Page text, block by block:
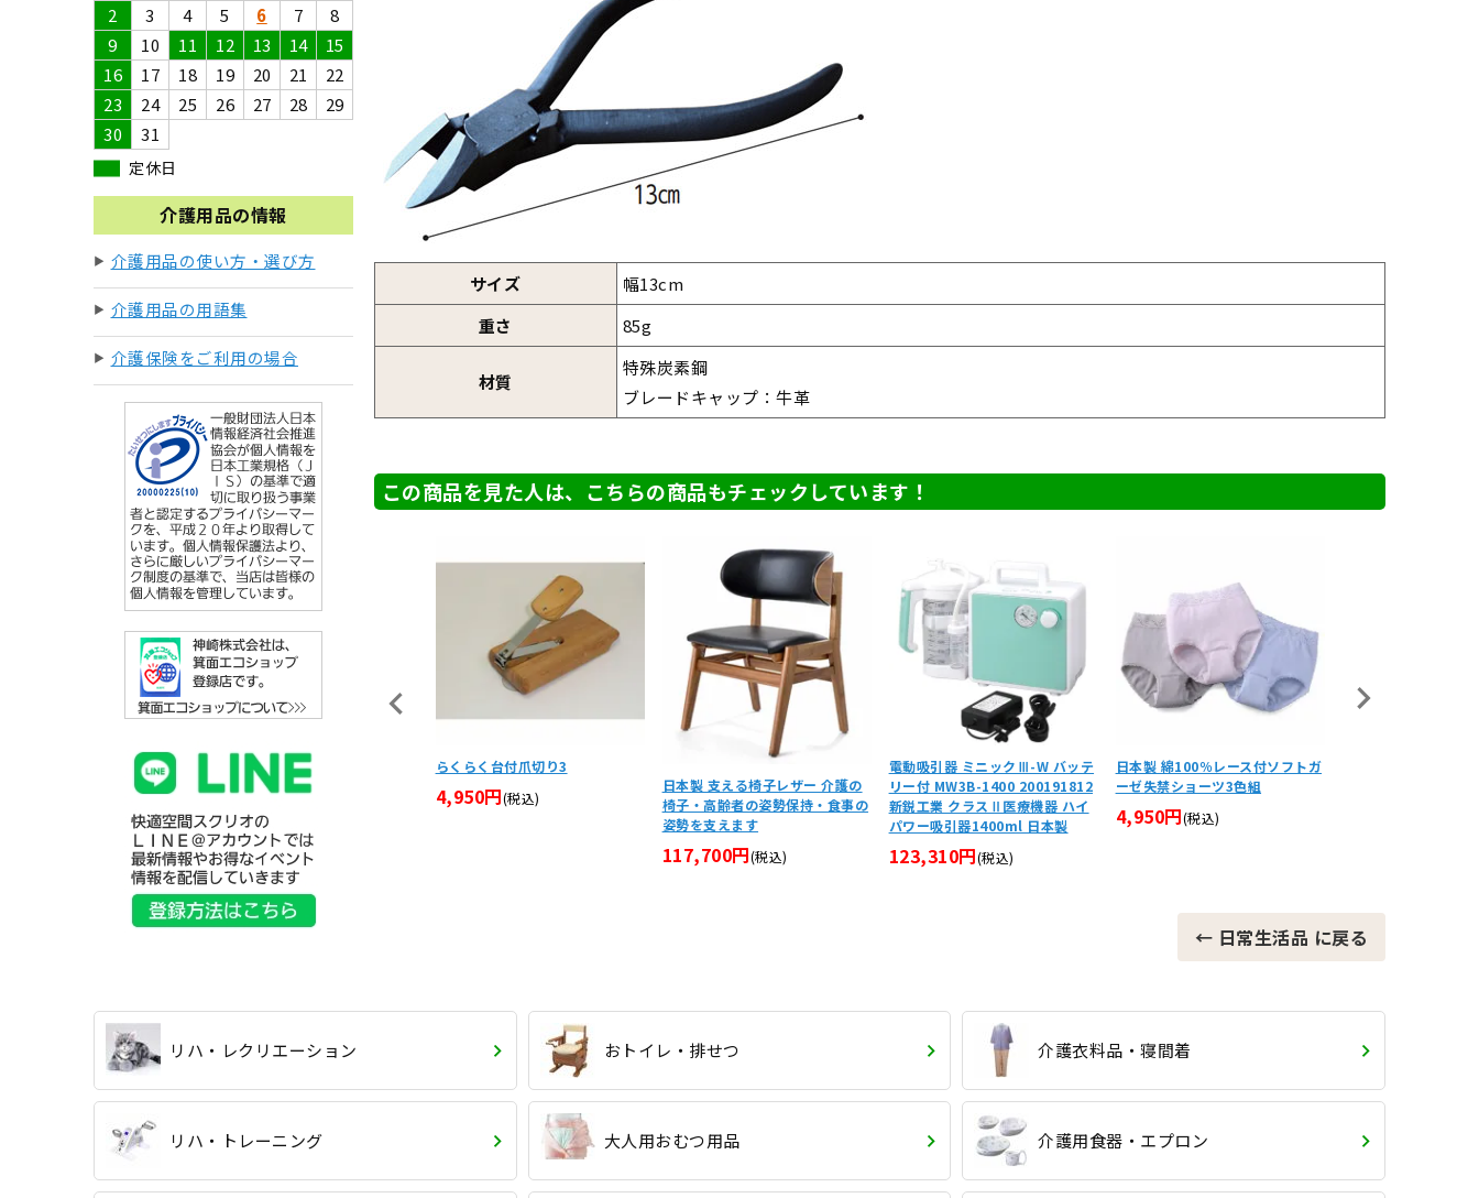
2
3 4 5 6 7
8
9
10 11 12 13 14
15
16
17 18 19 20 21
22
23
24 25 26 27 28
29
30
31
定休日
介護用品の情報
介護用品の使い方・選び方
介護用品の用語集
介護保険をご利用の場合
サイズ
幅13cm
重さ
85g
材質
特殊炭素鋼
ブレードキャップ：牛革
この商品を見た人は、こちらの商品もチェックしています！
スナー付パンツ 婦人 M・L・
3L 裾ファスナー 日本製
日本製 食事用エプロン 3色セット
（計3枚） 38951
6,952円
らくらく台付爪切り3
4,950円(税込)
日本製 支える椅子レザー 介護の
椅子・高齢者の姿勢保持・食事の
姿勢を支えます
117,700円(税込)
電動吸引器 ミニックⅢ-W バッテ
リー付 MW3B-1400 200191812
新鋭工業 クラスⅡ医療機器 ハイ
パワー吸引器1400ml 日本製
123,310円(税込)
日本製 綿100％レース付ソフトガ
ーゼ失禁ショーツ3色組
4,950円(税込)
← 日常生活品 に戻る
リハ・レクリエーション おトイレ・排せつ 介護衣料品・寝間着
リハ・トレーニング 大人用おむつ用品 介護用食器・エプロン